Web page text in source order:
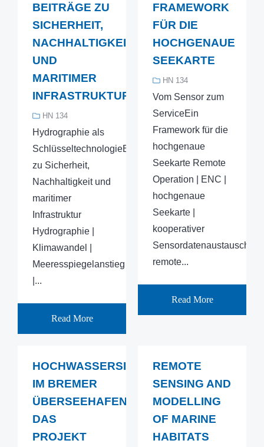
BEITRÄGE ZU
SICHERHEIT,
NACHHALTIGKEIT
UND
MARITIMER
INFRASTRUKTUR
HN 134
Hydrographie als
SchlüsseltechnologieBeiträge
zu Sicherheit,
Nachhaltigkeit und
maritimer
Infrastruktur
Hydrographie |
Klimawandel |
Meeresspiegelanstieg
|...
Read More
FRAMEWORK
FÜR DIE
HOCHGENAUE
SEEKARTE
HN 134
Vom Sensor zum
ServiceEin
Framework für die
hochgenaue
Seekarte Remote
Operation | ENC |
hochgenaue
Seekarte |
kooperativer
Sensordatenaustausch
remote...
Read More
HOCHWASSERSICHERHEIT
IM BREMER
ÜBERSEEHAFEN
DAS
PROJEKT
REMOTE
SENSING AND
MODELLING
OF MARINE
HABITATS